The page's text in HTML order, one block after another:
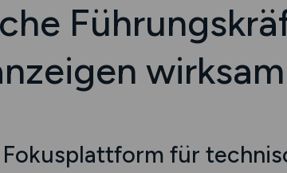
Fokusplattform für